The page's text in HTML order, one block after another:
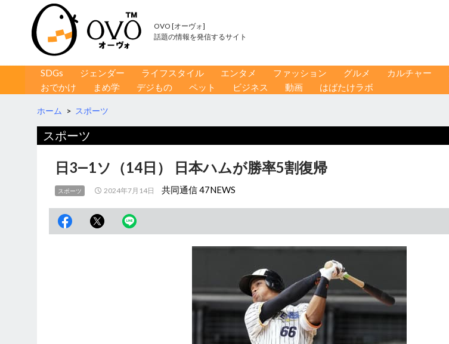
OVO [オーヴォ]
話題の情報を発信するサイト
コンテンツへ移動
SDGs ジェンダー ライフスタイル エンタメ ファッション グルメ カルチャー
おでかけ
まめ学 デジもの ペット ビジネス 動画 はばたけラボ
ホーム > スポーツ
スポーツ
日3―1ソ（14日） 日本ハムが勝率5割復帰
スポーツ 2024年7月14日 共同通信 47NEWS